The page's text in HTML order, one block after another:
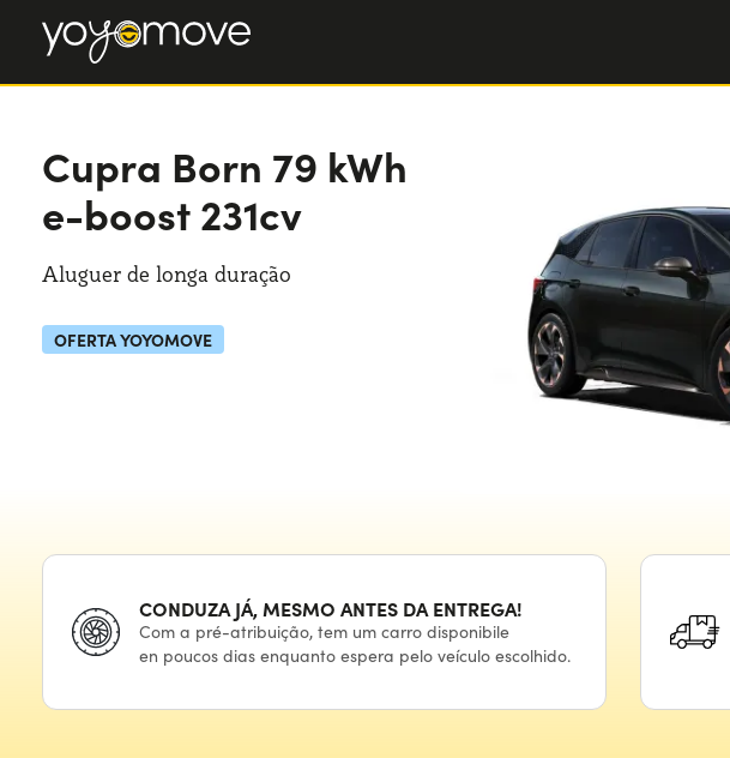
OFERTA YOYOMOVE
Cupra Born 79 kWh
e-boost 231cv
Aluguer de longa duração
CONDUZA JÁ, MESMO ANTES DA ENTREGA!
Com a pré-atribuição, tem um carro disponibile
en poucos dias enquanto espera pelo veículo escolhido.